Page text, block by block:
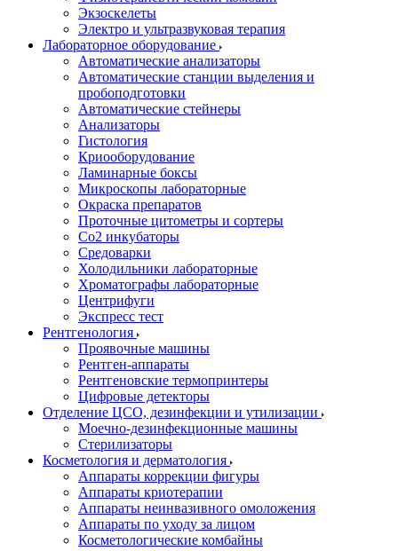
Экзоскелеты
Электро и ультразвуковая терапия
Лабораторное оборудование
Автоматические анализаторы
Автоматические станции выделения и
пробоподготовки
Автоматические стейнеры
Анализаторы
Гистология
Криооборудование
Ламинарные боксы
Микроскопы лабораторные
Окраска препаратов
Проточные цитометры и сортеры
Со2 инкубаторы
Средоварки
Холодильники лабораторные
Хроматографы лабораторные
Центрифуги
Экспресс тест
Рентгенология
Проявочные машины
Рентген-аппараты
Рентгеновские термопринтеры
Цифровые детекторы
Отделение ЦСО, дезинфекции и утилизации
Моечно-дезинфекционные машины
Стерилизаторы
Косметология и дерматология
Аппараты коррекции фигуры
Аппараты криотерапии
Аппараты неинвазивного омоложения
Аппараты по уходу за лицом
Косметологические комбайны